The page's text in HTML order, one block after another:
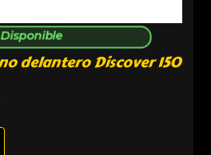
Disponible
delantero Discover 150